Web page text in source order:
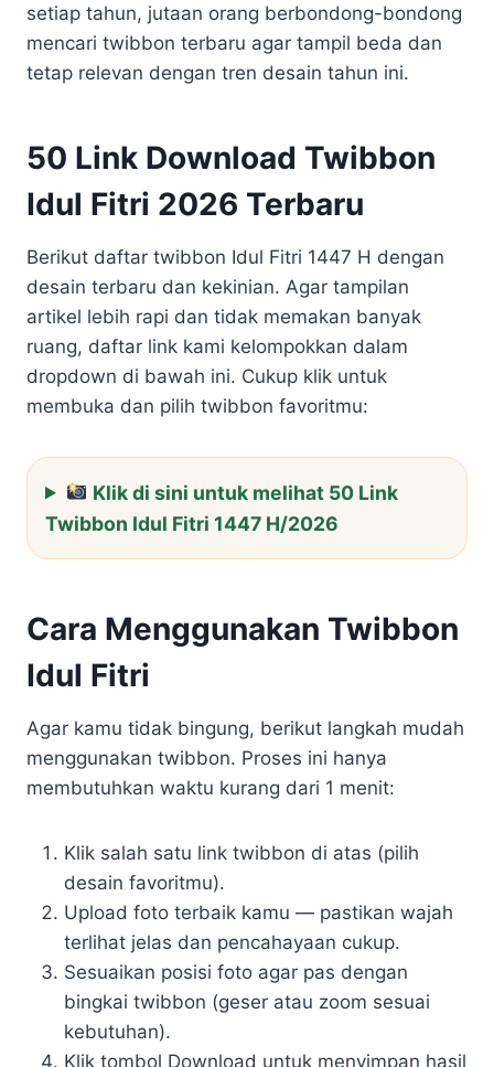
setiap tahun, jutaan orang berbondong-bondong
mencari twibbon terbaru agar tampil beda dan
tetap relevan dengan tren desain tahun ini.
50 Link Download Twibbon
Idul Fitri 2026 Terbaru
Berikut daftar twibbon Idul Fitri 1447 H dengan
desain terbaru dan kekinian. Agar tampilan
artikel lebih rapi dan tidak memakan banyak
ruang, daftar link kami kelompokkan dalam
dropdown di bawah ini. Cukup klik untuk
membuka dan pilih twibbon favoritmu:
Klik di sini untuk melihat 50 Link
Twibbon Idul Fitri 1447 H/2026
Cara Menggunakan Twibbon
Idul Fitri
Agar kamu tidak bingung, berikut langkah mudah
menggunakan twibbon. Proses ini hanya
membutuhkan waktu kurang dari 1 menit:
Klik salah satu link twibbon di atas (pilih
desain favoritmu).
Upload foto terbaik kamu — pastikan wajah
terlihat jelas dan pencahayaan cukup.
Sesuaikan posisi foto agar pas dengan
bingkai twibbon (geser atau zoom sesuai
kebutuhan).
Klik tombol Download untuk menyimpan hasil